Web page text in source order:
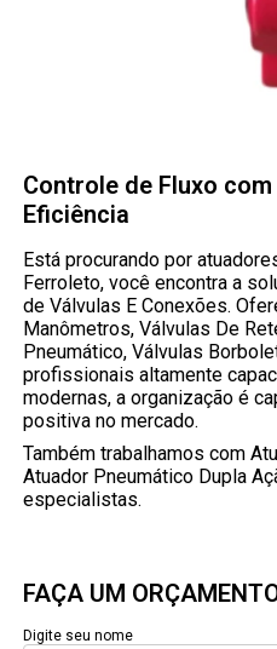
Controle de Fluxo
Eficiência
Está procurando por
Ferroleto, você encontra a
de Válvulas E Conexões.
Manômetros, Válvulas De
Pneumático, Válvulas
profissionais altamente
modernas, a organização é
positiva no mercado.
Também trabalhamos com
Atuador Pneumático Dupla
especialistas.
FAÇA UM
Digite seu nome